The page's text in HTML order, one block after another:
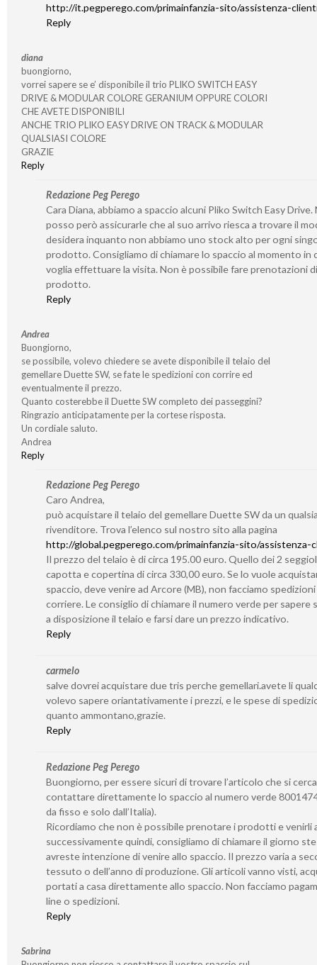
http://it.pegperego.com/primainfanzia-sito/assistenza-
Reply
diana
buongiorno,
vorrei sapere se e’ disponibile il trio PLIKO SWITCH EASY
DRIVE & MODULAR COLORE GERANIUM OPPURE COLORI
CHE AVETE DISPONIBILI
ANCHE TRIO PLIKO EASY DRIVE ON TRACK & MODULAR
QUALSIASI COLORE
GRAZIE
Reply
Redazione Peg Perego
Cara Diana, abbiamo a spaccio alcuni Pliko Switch Easy Drive.
posso però assicurarle che al suo arrivo riesca a trovare il
desidera inquanto non abbiamo uno stock alto per ogni
prodotto. Consigliamo di chiamare lo spaccio al momento in
voglia effettuare la visita. Non è possibile fare prenotazioni di
prodotto.
Reply
Andrea
Buongiorno,
se possibile, volevo chiedere se avete disponibile il telaio del
gemellare Duette SW, se fate le spedizioni con corrire ed
eventualmente il prezzo.
Quanto costerebbe il Duette SW completo dei passeggini?
Ringrazio anticipatamente per la cortese risposta.
Un cordiale saluto.
Andrea
Reply
Redazione Peg Perego
Caro Andrea,
può acquistare il telaio del gemellare Duette SW da un
rivenditore. Trova l’elenco sul nostro sito alla pagina
http://global.pegperego.com/primainfanzia-sito/assistenza-
Il prezzo del telaio è di circa 195.00 euro. Quello dei 2
capotta e copertina di circa 330,00 euro. Se lo vuole
spaccio, deve venire ad Arcore (MB), non facciamo
corriere. Le consiglio di chiamare il numero verde per sapere
a disposizione il telaio e farsi dare un prezzo indicativo.
Reply
carmelo
salve dovrei acquistare due tris perche gemellari.avete li
volevo sapere oriantativamente i prezzi, e le spese di
quanto ammontano,grazie.
Reply
Redazione Peg Perego
Buongiorno, per essere sicuri di trovare l’articolo che si
contattare direttamente lo spaccio al numero verde
da fisso e solo dall’Italia).
Ricordiamo che non è possibile prenotare i prodotti e venirli
successivamente quindi, consigliamo di chiamare il giorno
avreste intenzione di venire allo spaccio. Il prezzo varia a
tessuto o dell’anno di produzione. Gli articoli vanno visti,
portati a casa direttamente allo spaccio. Non facciamo
line o spedizioni.
Reply
Sabrina